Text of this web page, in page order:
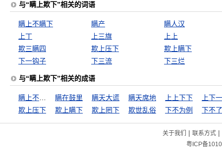
与“瞒上欺下”相关的词语
瞒上不瞒下 瞒产
瞒人汉
上丁
上三旗
上上
欺三瞒四
欺上压下
欺上瞒下
下一钩子
下三流 下三烂
与“瞒上欺下”相关的成语
瞒在鼓里 瞒天大谎 瞒天席地 上上下下
上下
欺上压下
欺上瞒下 欺上罔下 欺世乱俗 下不为例 下不
关于我们 | 联系方式|
粤ICP备